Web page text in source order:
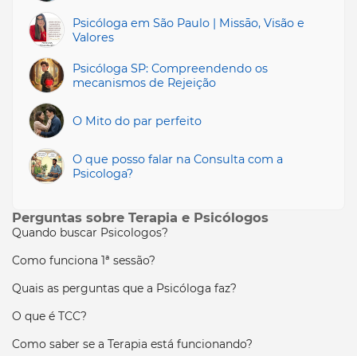
Psicóloga em São Paulo | Missāo, Visão e
Valores
Psicóloga SP: Compreendendo os
mecanismos de Rejeição
O Mito do par perfeito
O que posso falar na Consulta com a
Psicologa?
Perguntas sobre Terapia e Psicólogos
Quando buscar Psicologos?
Como funciona 1ª sessão?
Quais as perguntas que a Psicóloga faz?
O que é TCC?
Como saber se a Terapia está funcionando?